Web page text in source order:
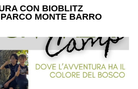
CON BIOBLITZ
MONTE BARRO